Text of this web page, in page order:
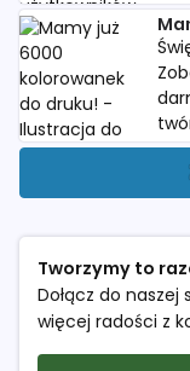
Tworzymy to
Dołącz do
więcej radości z